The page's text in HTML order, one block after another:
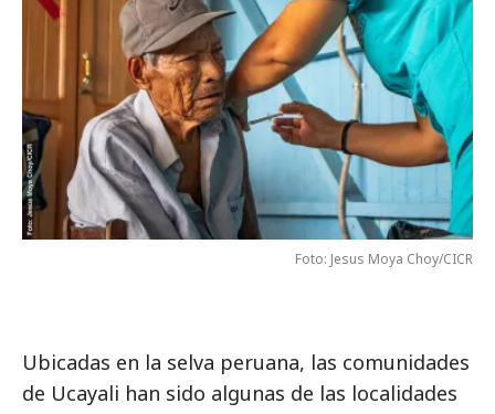
Foto: Jesus Moya Choy/CICR
Ubicadas en la selva peruana, las comunidades
de Ucayali han sido algunas de las localidades